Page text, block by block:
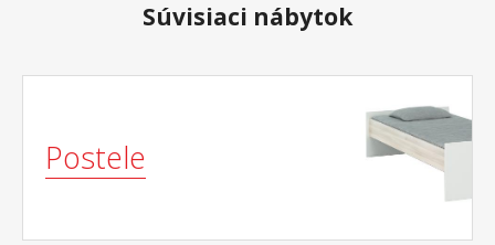
Súvisiaci nábytok
Postele